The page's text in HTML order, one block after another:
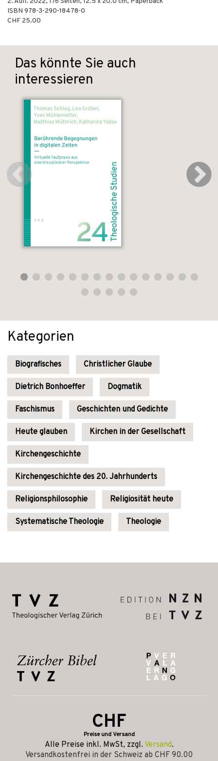
ISBN 978-3-290-18478-0
CHF 25.00
Das könnte Sie auch
interessieren
Kategorien
Biografisches Christlicher Glaube
Dietrich Bonhoeffer Dogmatik
Faschismus Geschichten und Gedichte
Heute glauben Kirchen in der Gesellschaft
Kirchengeschichte
Kirchengeschichte des 20. Jahrhunderts
Religionsphilosophie Religiosität heute
Systematische Theologie Theologie
CHF
Preise und Versand
Alle Preise inkl. MwSt, zzgl. Versand.
Versandkostenfrei in der Schweiz ab CHF 90.00